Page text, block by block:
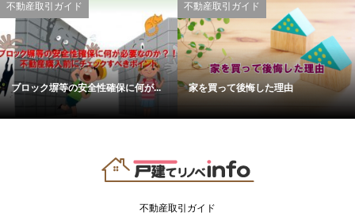
不動産取引ガイド
ブロック塀等の安全性確保に何が...
不動産取引ガイド
家を買って後悔した理由
不動産取引ガイド